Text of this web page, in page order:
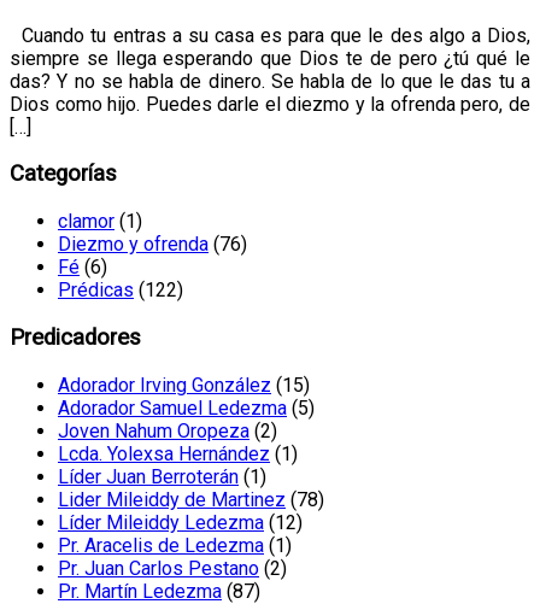
Cuando tu entras a su casa es para que le des algo a Dios,
siempre se llega esperando que Dios te de pero ¿tú qué le
das? Y no se habla de dinero. Se habla de lo que le das tu a
Dios como hijo. Puedes darle el diezmo y la ofrenda pero, de
[…]
Categorías
clamor (1)
Diezmo y ofrenda (76)
Fé (6)
Prédicas (122)
Predicadores
Adorador Irving González (15)
Adorador Samuel Ledezma (5)
Joven Nahum Oropeza (2)
Lcda. Yolexsa Hernández (1)
Líder Juan Berroterán (1)
Lider Mileiddy de Martinez (78)
Líder Mileiddy Ledezma (12)
Pr. Aracelis de Ledezma (1)
Pr. Juan Carlos Pestano (2)
Pr. Martín Ledezma (87)